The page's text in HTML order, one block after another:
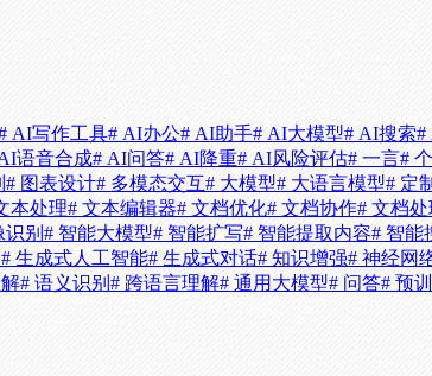
AI写作工具# AI办公# AI助手# AI大模型# AI搜索#
语音合成# AI问答# AI降重# AI风险评估# 一言#
# 图表设计# 多模态交互# 大模型# 大语言模型# 定
本处理# 文本编辑器# 文档优化# 文档协作# 文档处
别 # 智能大模型# 智能扩写# 智能提取内容# 智能
# 生成式人工智能# 生成式对话# 知识增强# 神经网
# 语义识别 # 跨语言理解# 通用大模型# 问答# 预